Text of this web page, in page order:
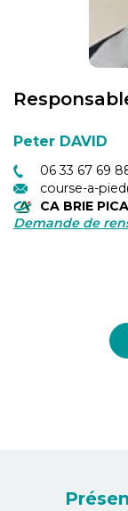
Peter DAVID
06 33 67 69
course-a-
CA BRIE
Demande de